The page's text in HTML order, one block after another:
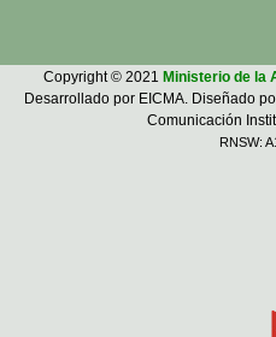
Copyright © 2021 Ministerio de la
Desarrollado por EICMA. Diseñado
Comunicación
RNSW: